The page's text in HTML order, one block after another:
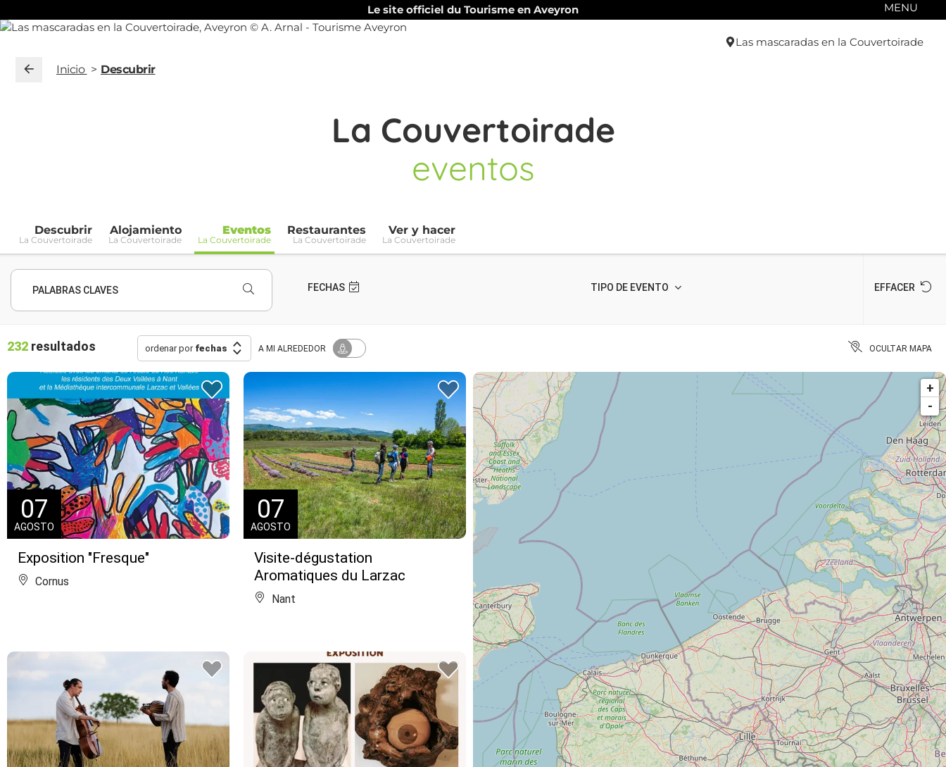
Le site officiel du Tourisme en Aveyron MENU
Las mascaradas en la Couvertoirade
Inicio Descubrir
La Couvertoirade
eventos
Descubrir
La Couvertoirade
Alojamiento
La Couvertoirade
Eventos
La Couvertoirade
Restaurantes
La Couvertoirade
Ver y hacer
La Couvertoirade
PALABRAS CLAVES FECHAS TIPO DE EVENTO EFFACER
232 resultados ordenar por fechas A MI ALREDEDOR OCULTAR MAPA
Exposition "Fresque"
07
AGOSTO
Cornus
Visite-dégustation
Aromatiques du Larzac
07
AGOSTO
Nant
+
-